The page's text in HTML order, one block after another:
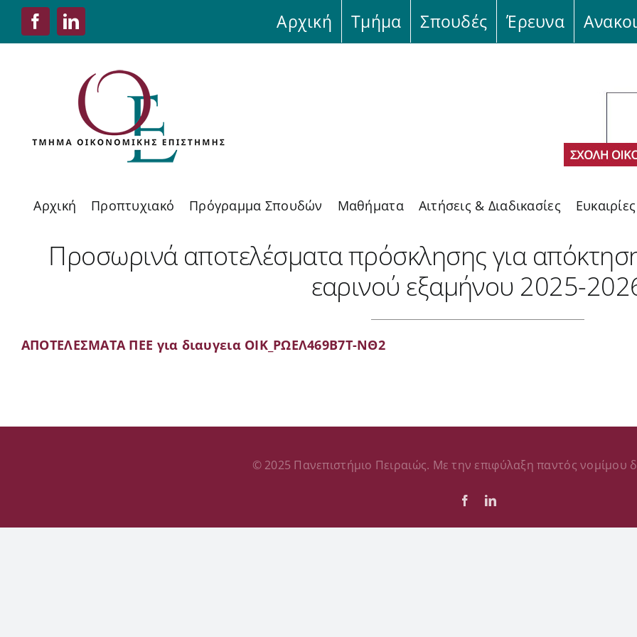
Skip
FacebookLinkedIn Αρχική Τμήμα Σπουδές Έρευνα
Αρχική Προπτυχιακό Πρόγραμμα Σπουδών Μαθήματα Αιτήσεις & Διαδικασίες
Προσωρινά αποτελέσματα πρόσκλησης για
εαρινού εξαμήνου 2025-
AΠΟΤΕΛΕΣΜΑΤΑ ΠΕΕ για διαυγεια ΟΙΚ_ΡΩΕΛ469Β7Τ-ΝΘ2
© 2025 Πανεπιστήμιο Πειραιώς. Με την επιφύλαξη παντός νομίμου
FacebookLinkedIn